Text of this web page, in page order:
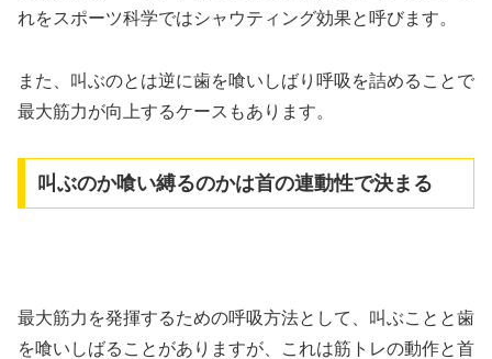
れをスポーツ科学ではシャウティング効果と呼びます。
また、叫ぶのとは逆に歯を喰いしばり呼吸を詰めることで
最大筋力が向上するケースもあります。
叫ぶのか喰い縛るのかは首の連動性で決まる
最大筋力を発揮するための呼吸方法として、叫ぶことと歯
を喰いしばることがありますが、これは筋トレの動作と首